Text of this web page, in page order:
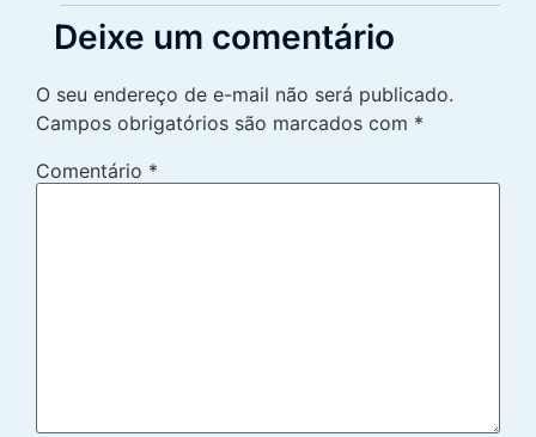
Deixe um comentário
O seu endereço de e-mail não será publicado.
Campos obrigatórios são marcados com *
Comentário *